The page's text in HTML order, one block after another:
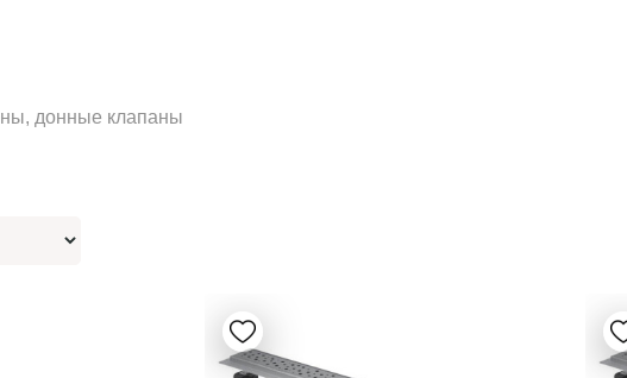
донные клапаны